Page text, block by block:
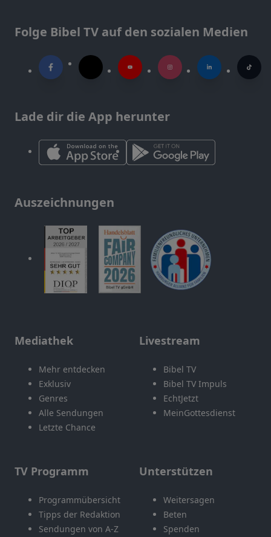
Folge Bibel TV auf den sozialen Medien
Lade dir die App herunter
Auszeichnungen
Mediathek
Mehr entdecken
Exklusiv
Genres
Alle Sendungen
Letzte Chance
Livestream
Bibel TV
Bibel TV Impuls
EchtJetzt
MeinGottesdienst
TV Programm
Programmübersicht
Tipps der Redaktion
Sendungen von A-Z
Unterstützen
Weitersagen
Beten
Spenden